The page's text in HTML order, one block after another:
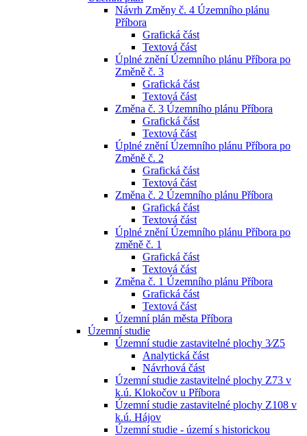
Návrh Změny č. 4 Územního plánu
Příbora
Grafická část
Textová část
Úplné znění Územního plánu Příbora po
Změně č. 3
Grafická část
Textová část
Změna č. 3 Územního plánu Příbora
Grafická část
Textová část
Úplné znění Územního plánu Příbora po
Změně č. 2
Grafická část
Textová část
Změna č. 2 Územního plánu Příbora
Grafická část
Textová část
Úplné znění Územního plánu Příbora po
změně č. 1
Grafická část
Textová část
Změna č. 1 Územního plánu Příbora
Grafická část
Textová část
Územní plán města Příbora
Územní studie
Územní studie zastavitelné plochy 3⁄Z5
Analytická část
Návrhová část
Územní studie zastavitelné plochy Z73 v
k.ú. Klokočov u Příbora
Územní studie zastavitelné plochy Z108 v
k.ú. Hájov
Územní studie - území s historickou